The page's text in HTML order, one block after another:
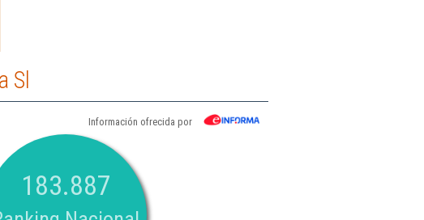
Sl
Información ofrecida por
183.887